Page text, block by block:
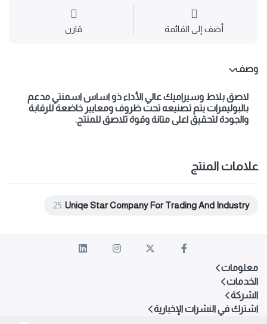
أضف إلى القائمة قارن
وصف
لاصق بلاط وسيراميك عالي الأداء ذو اساس اسمنتي مدعم
بالبوليمرات يتم تصنيعه تحت ظروف ومعايير خاضعة للرقابة
والجودة لتحقيق اعلى متانة وقوة تلاصق للمنتج.
علامات المنتج
Uniqe Star Company For Trading And Industry
25
معلومات
الخدمات
الشركة
اشترك في النشرات الإخبارية